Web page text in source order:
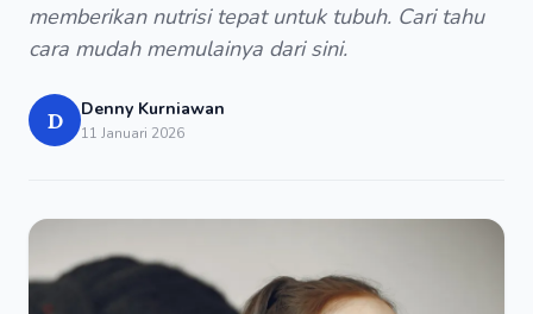
memberikan nutrisi tepat untuk tubuh. Cari tahu
cara mudah memulainya dari sini.
D Denny Kurniawan
11 Januari 2026